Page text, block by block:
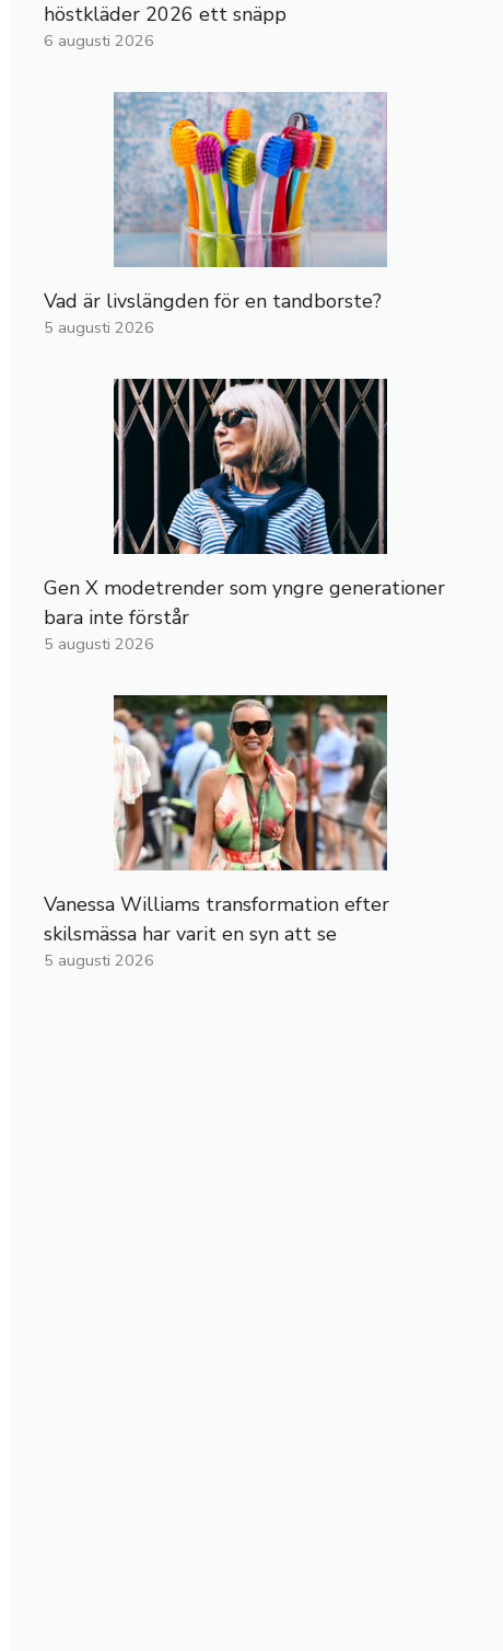
höstkläder 2026 ett snäpp
6 augusti 2026
Vad är livslängden för en tandborste?
5 augusti 2026
Gen X modetrender som yngre generationer
bara inte förstår
5 augusti 2026
Vanessa Williams transformation efter
skilsmässa har varit en syn att se
5 augusti 2026